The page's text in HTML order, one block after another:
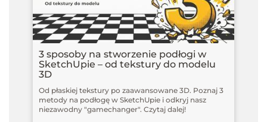
3 sposoby na stworzenie podłogi w
SketchUpie – od tekstury do modelu
3D
Od płaskiej tekstury po zaawansowane 3D. Poznaj 3
metody na podłogę w SketchUpie i odkryj nasz
niezawodny "gamechanger". Czytaj dalej!